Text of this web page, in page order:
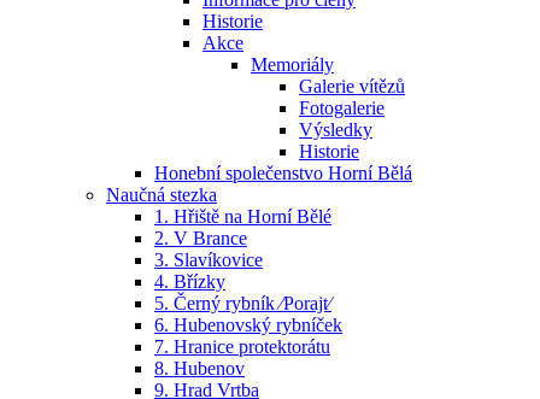
Historie
Akce
Memoriály
Galerie vítězů
Fotogalerie
Výsledky
Historie
Honební společenstvo Horní Bělá
Naučná stezka
1. Hřiště na Horní Bělé
2. V Brance
3. Slavíkovice
4. Břízky
5. Černý rybník ⁄Porajt⁄
6. Hubenovský rybníček
7. Hranice protektorátu
8. Hubenov
9. Hrad Vrtba